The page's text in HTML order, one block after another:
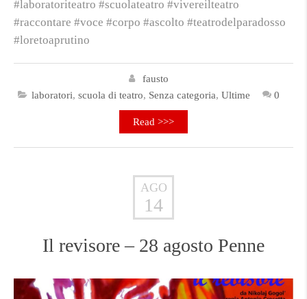
#laboratoriteatro #scuolateatro #vivereilteatro
#raccontare #voce #corpo #ascolto #teatrodelparadosso
#loretoaprutino
fausto
laboratori, scuola di teatro, Senza categoria, Ultime 0
Read >>>
AGO
14
Il revisore – 28 agosto Penne